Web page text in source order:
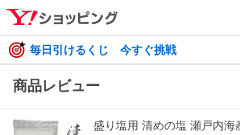
毎日引けるくじ 今すぐ挑戦
商品レビュー